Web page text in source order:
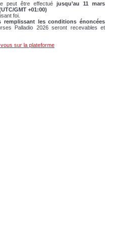
peut être effectué jusqu’au 11 mars
GMT +01:00)
foi.
remplissant les conditions énoncées
Palladio 2026 seront recevables et
sur la plateforme